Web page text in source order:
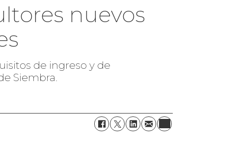
nuevos
de ingreso y de
Siembra.